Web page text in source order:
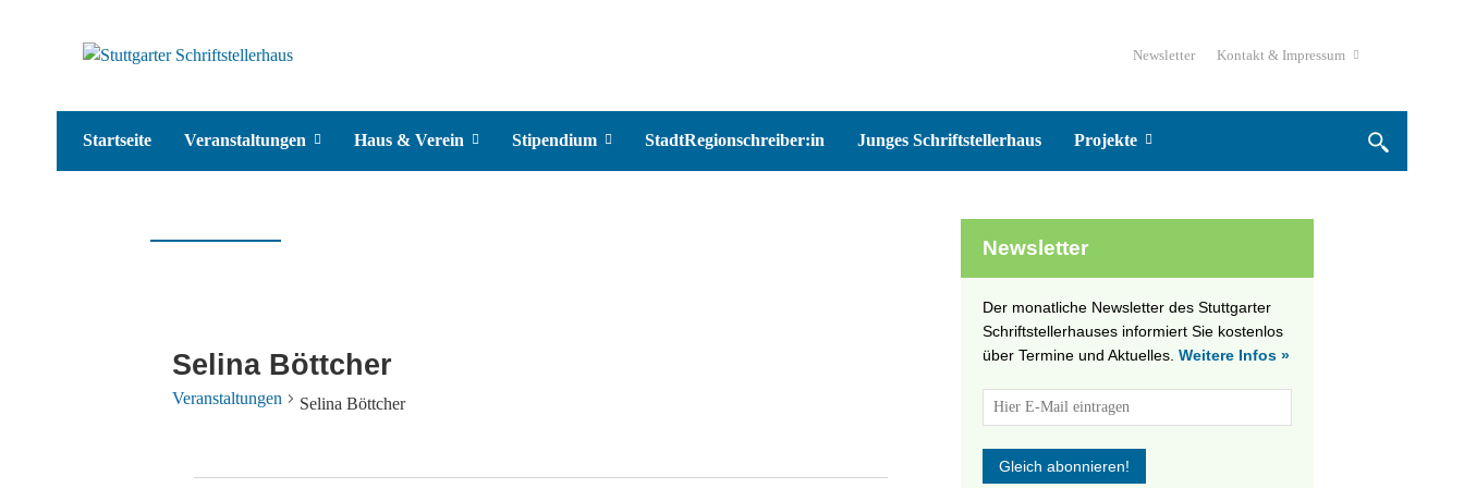
Newsletter Kontakt & Impressum
Startseite Veranstaltungen Haus & Verein Stipendium StadtRegionschreiber:in Junges Schriftstellerhaus Projekte
Selina Böttcher
Veranstaltungen Selina Böttcher
Newsletter
Der monatliche Newsletter des Stuttgarter
Schriftstellerhauses informiert Sie kostenlos
über Termine und Aktuelles. Weitere Infos »